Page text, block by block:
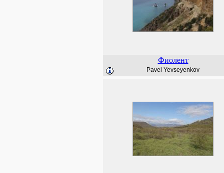
Фиолент
Pavel Yevseyenkov